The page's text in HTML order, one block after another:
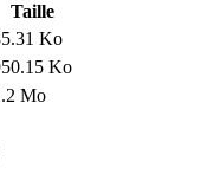
Taille
Ko
Ko
Mo